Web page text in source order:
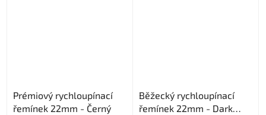
Prémiový rychloupínací
řemínek 22mm - Černý
Běžecký rychloupínací
řemínek 22mm - Dark